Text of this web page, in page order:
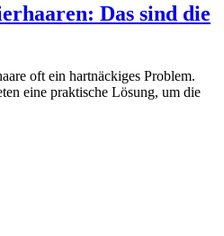
Das sind die
oft ein hartnäckiges Problem.
eine praktische Lösung, um die